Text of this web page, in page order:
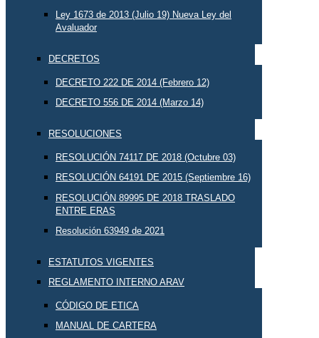
Ley 1673 de 2013 (Julio 19) Nueva Ley del
Avaluador
DECRETOS
DECRETO 222 DE 2014 (Febrero 12)
DECRETO 556 DE 2014 (Marzo 14)
RESOLUCIONES
RESOLUCIÓN 74117 DE 2018 (Octubre 03)
RESOLUCIÓN 64191 DE 2015 (Septiembre 16)
RESOLUCIÓN 89995 DE 2018 TRASLADO
ENTRE ERAS
Resolución 63949 de 2021
ESTATUTOS VIGENTES
REGLAMENTO INTERNO ARAV
CÓDIGO DE ETICA
MANUAL DE CARTERA